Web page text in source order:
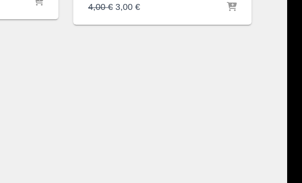
4,00€ Le
initial
3,00 €Le
actuel